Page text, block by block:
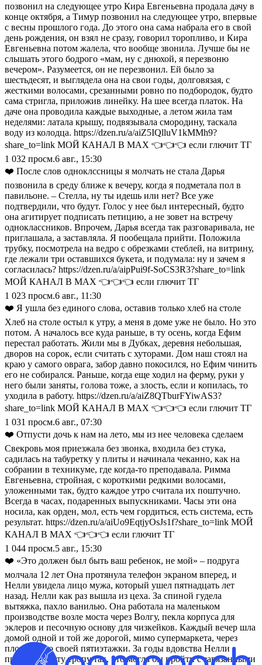
позвонил на следующее утро Кира Евгеньевна продала дачу в
конце октября, а Тимур позвонил на следующее утро, впервые
с весны прошлого года. До этого она сама набрала его в свой
день рождения, он взял не сразу, говорил торопливо, и Кира
Евгеньевна потом жалела, что вообще звонила. Лучше бы не
слышать этого бодрого «мам, ну с днюхой, я перезвоню
вечером». Разумеется, он не перезвонил. Ей было за
шестьдесят, и выглядела она на свои годы, долговязая, с
жесткими волосами, срезанными ровно по подбородок, будто
сама стригла, приложив линейку. На шее всегда платок. На
даче она проводила каждые выходные, а летом жила там
неделями: латала крышу, подвязывала смородину, таскала
воду из колодца. https://dzen.ru/a/aiZ5IQlluV1kMMh9?
share_to=link МОЙ КАНАЛ В МАХ 👈👈👈 если глючит ТГ
1 032 просм.6 авг., 15:30
❤️ После слов одноклссницы я молчать не стала Дарья
позвонила в среду ближе к вечеру, когда я подметала пол в
павильоне. – Стелла, ну ты идешь или нет? Все уже
подтвердили, что будут. Голос у нее был интересный, будто
она агитирует подписать петицию, а не зовет на встречу
одноклассников. Впрочем, Дарья всегда так разговаривала, не
приглашала, а заставляла. Я пообещала прийти. Положила
трубку, посмотрела на ведро с обрезками стеблей, на витрину,
где лежали три оставшихся букета, и подумала: ну и зачем я
согласилась? https://dzen.ru/a/aipPui9f-SoCS3R3?share_to=link
МОЙ КАНАЛ В МАХ 👈👈👈 если глючит ТГ
1 023 просм.6 авг., 11:30
❤️ Я ушла без единого слова, оставив только хлеб на столе
Хлеб на столе остыл к утру, а меня в доме уже не было. Но это
потом. А началось все куда раньше, в ту осень, когда Ефим
перестал работать. Жили мы в Дубках, деревня небольшая,
дворов на сорок, если считать с хуторами. Дом наш стоял на
краю у самого оврага, забор давно покосился, но Ефим чинить
его не собирался. Раньше, когда еще ходил на ферму, руки у
него были заняты, голова тоже, а злость, если и копилась, то
уходила в работу. https://dzen.ru/a/aiZ8QTburFYiwAS3?
share_to=link МОЙ КАНАЛ В МАХ 👈👈👈 если глючит ТГ
1 031 просм.6 авг., 07:30
❤️ Отпусти дочь к нам на лето, мы из нее человека сделаем
Свекровь моя приезжала без звонка, входила без стука,
садилась на табуретку у плиты и начинала чеканно, как на
собрании в техникуме, где когда-то преподавала. Римма
Евгеньевна, стройная, с короткими редкими волосами,
уложенными так, будто каждое утро считала их поштучно.
Всегда в часах, подаренных выпускниками. Часы эти она
носила, как орден, мол, есть чем гордиться, есть система, есть
результат. https://dzen.ru/a/aiUo9EqtjyOsJs1f?share_to=link МОЙ
КАНАЛ В МАХ 👈👈👈 если глючит ТГ
1 044 просм.5 авг., 15:30
❤️ «Это должен был быть ваш ребенок, не мой» – подруга
молчала 12 лет Она протянула телефон экраном вперед, и
Нелли увидела лицо мужа, который ушел пятнадцать лет
назад. Нелли как раз вышла из цеха. За спиной гудела
вытяжка, пахло ванилью. Она работала на маленьком
производстве возле моста через Волгу, пекла корпуса для
эклеров и песочную основу для чизкейков. Каждый вечер шла
домой одной и той же дорогой, мимо супермаркета, через
площадь, до своей пятиэтажки. За годы вдовства Нелли
протоптала эту тропу так, что могла бы пройти с завязанными